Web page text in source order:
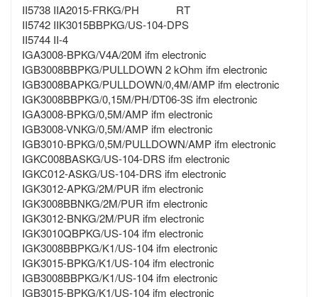
II5738 IIA2015-FRKG/PH RT
II5742 IIK3015BBPKG/US-104-DPS
II5744 II-4
IGA3008-BPKG/V4A/20M ifm electronic
IGB3008BBPKG/PULLDOWN 2 kOhm ifm electronic
IGB3008BAPKG/PULLDOWN/0,4M/AMP ifm electronic
IGK3008BBPKG/0,15M/PH/DT06-3S ifm electronic
IGA3008-BPKG/0,5M/AMP ifm electronic
IGB3008-VNKG/0,5M/AMP ifm electronic
IGB3010-BPKG/0,5M/PULLDOWN/AMP ifm electronic
IGKC008BASKG/US-104-DRS ifm electronic
IGKC012-ASKG/US-104-DRS ifm electronic
IGK3012-APKG/2M/PUR ifm electronic
IGK3008BBNKG/2M/PUR ifm electronic
IGK3012-BNKG/2M/PUR ifm electronic
IGK3010QBPKG/US-104 ifm electronic
IGK3008BBPKG/K1/US-104 ifm electronic
IGK3015-BPKG/K1/US-104 ifm electronic
IGB3008BBPKG/K1/US-104 ifm electronic
IGB3015-BPKG/K1/US-104 ifm electronic